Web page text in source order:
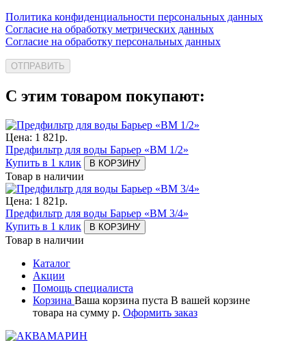
Политика конфиденциальности персональных данных
Согласие на обработку метрических данных
Согласие на обработку персональных данных
ОТПРАВИТЬ
С этим товаром покупают:
Цена: 1 821р.
Предфильтр для воды Барьер «ВМ 1/2»
Купить в 1 клик
В КОРЗИНУ
Товар в наличии
Цена: 1 821р.
Предфильтр для воды Барьер «ВМ 3/4»
Купить в 1 клик
В КОРЗИНУ
Товар в наличии
Каталог
Акции
Помощь специалиста
Корзина Ваша корзина пуста В вашей корзине
товара на сумму р. Оформить заказ